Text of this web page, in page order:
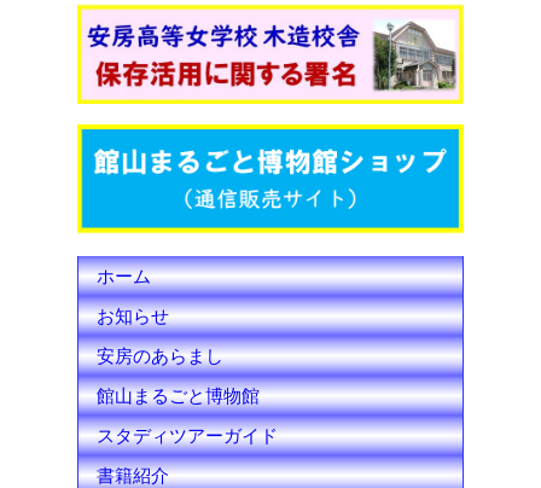
b
o
o
t
e
r
u
b
e
C
h
a
n
n
e
l
ホーム
お知らせ
安房のあらまし
館山まるごと博物館
スタディツアーガイド
書籍紹介